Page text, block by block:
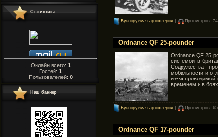
Статистика
Онлайн всего: 1
Гостей: 1
Пользователей: 0
Наш баннер
Буксируемая артиллерия Просмотров:
Ordnance QF 25-pounder
Ordnance QF 25
системой в
Содружества
мобильности и
из-за проводимой
временем и в
Буксируемая артиллерия Просмотров:
Ordnance QF 17-pounder